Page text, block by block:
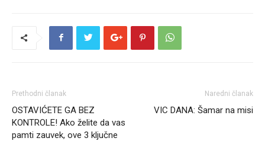
Prethodni članak
OSTAVIĆETE GA BEZ
KONTROLE! Ako želite da vas
pamti zauvek, ove 3 ključne
Naredni članak
VIC DANA: Šamar na misi